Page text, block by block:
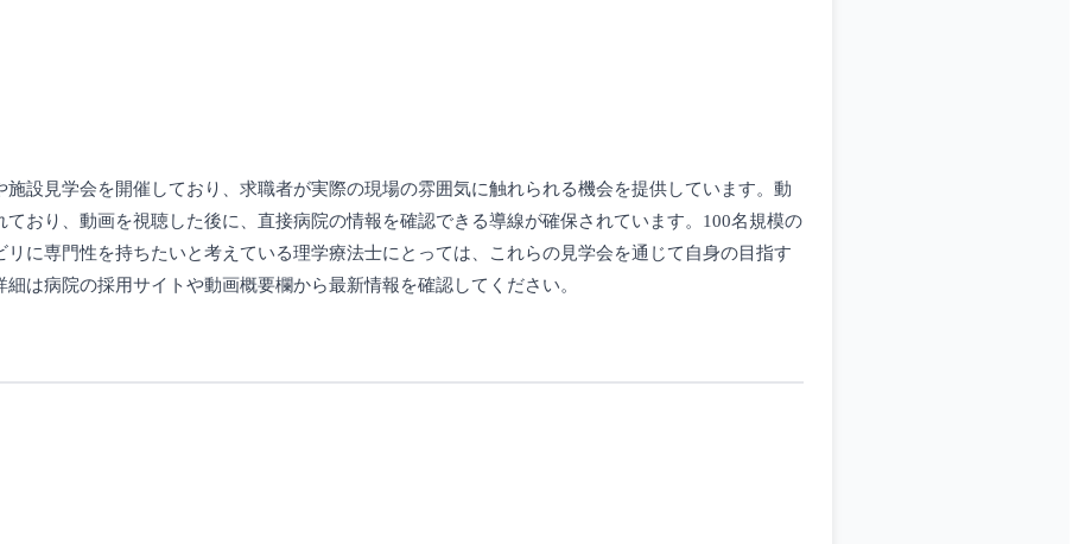
設見学会を開催しており、求職者が実際の現場の雰囲気に触れられる機会を提供しています。動
おり、動画を視聴した後に、直接病院の情報を確認できる導線が確保されています。100名規模の
に専門性を持ちたいと考えている理学療法士にとっては、これらの見学会を通じて自身の目指す
は病院の採用サイトや動画概要欄から最新情報を確認してください。